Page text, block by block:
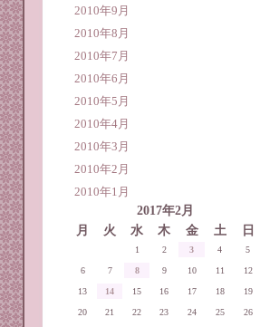
2010年9月
2010年8月
2010年7月
2010年6月
2010年5月
2010年4月
2010年3月
2010年2月
2010年1月
2017年2月
月
火 水 木 金 土 日
1 2 3 4 5
6 7 8 9 10 11 12
13 14 15 16 17 18 19
20 21 22 23 24 25 26